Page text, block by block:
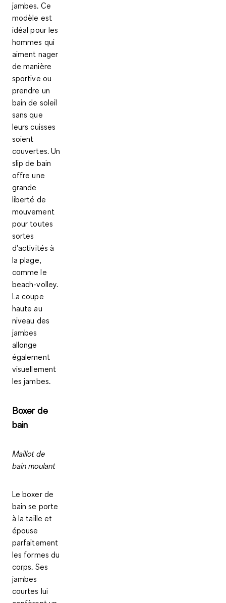
jambes. Ce
modèle est
idéal pour les
hommes qui
aiment nager
de manière
sportive ou
prendre un
bain de soleil
sans que
leurs cuisses
soient
couvertes. Un
slip de bain
offre une
grande
liberté de
mouvement
pour toutes
sortes
d'activités à
la plage,
comme le
beach-volley.
La coupe
haute au
niveau des
jambes
allonge
également
visuellement
les jambes.
Boxer de
bain
Maillot de
bain moulant
Leboxer de
bain se porte
à la taille et
épouse
parfaitement
les formes du
corps. Ses
jambes
courtes lui